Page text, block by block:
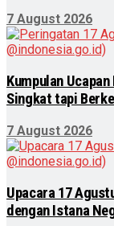
7 August 2026
Kumpulan
Singkat tapi
7 August 2026
Upacara 17
dengan Istana